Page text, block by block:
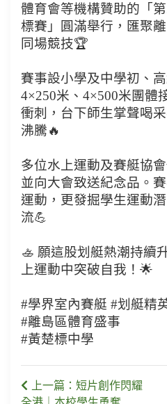
體育會等機構贊助的「
標賽」圓滿舉行，匯聚
同場競技🏆
賽事設小學及中學初、
4×250米、4×500米團體
衝刺，台下師生掌聲喝
沸騰🔥
多位水上運動及賽艇協
並向大會致送紀念品。
運動，更發掘學生運動
流💪
🚣 願這股划艇熱潮持續
上運動中突破自我！🌟
#學界室內賽艇 #划艇精
#離島區體育盛事
#黃楚標中學
上一篇：短片創作閃耀